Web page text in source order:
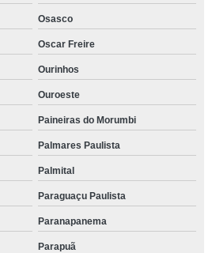
Osasco
Oscar Freire
Ourinhos
Ouroeste
Paineiras do Morumbi
Palmares Paulista
Palmital
Paraguaçu Paulista
Paranapanema
Parapuã